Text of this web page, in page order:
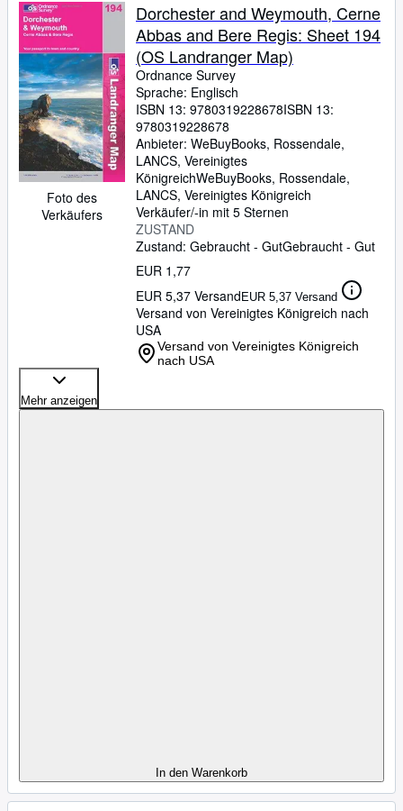
Foto des
Verkäufers
Dorchester and Weymouth, Cerne
Abbas and Bere Regis: Sheet 194
(OS Landranger Map)
Ordnance Survey
Sprache: Englisch
ISBN 13: 9780319228678ISBN 13:
9780319228678
Anbieter: WeBuyBooks, Rossendale,
LANCS, Vereinigtes
KönigreichWeBuyBooks, Rossendale,
LANCS, Vereinigtes Königreich
Verkäufer/-in mit 5 Sternen
ZUSTAND
Zustand: Gebraucht - GutGebraucht - Gut
EUR 1,77
EUR 5,37 VersandEUR 5,37 Versand
Versand von Vereinigtes Königreich nach
USA
Versand von Vereinigtes Königreich
nach USA
Mehr anzeigen
In den Warenkorb